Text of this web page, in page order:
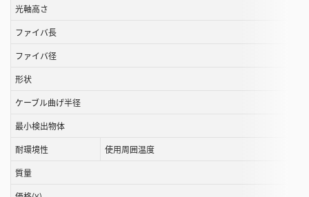
光軸高さ
ファイバ長
ファイバ径
形状
ケーブル曲げ半径
最小検出物体
耐環境性
使用周囲温度
質量